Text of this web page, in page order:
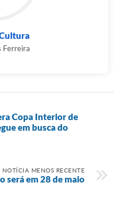
Ferreira
Copa Interior de
em busca do
NOTÍCIA MENOS RECENTE
será em 28 de maio